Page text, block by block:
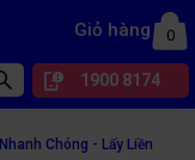
Giỏ hàng 0
1900 8174
Nhanh Chóng - Lấy Liền